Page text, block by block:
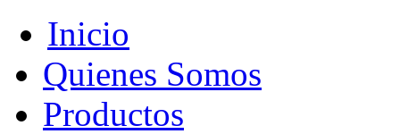
Inicio
Quienes Somos
Productos